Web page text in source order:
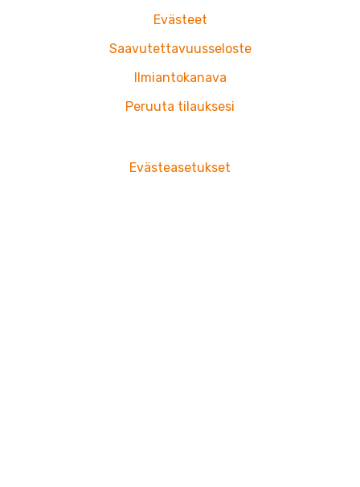
Evästeet
Saavutettavuusseloste
Ilmiantokanava
Peruuta tilauksesi
Evästeasetukset